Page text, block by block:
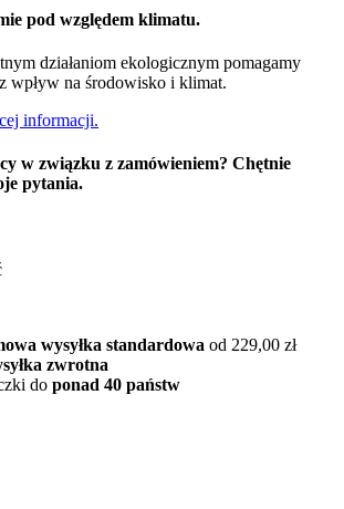
pod względem klimatu.
działaniom ekologicznym pomagamy
wpływ na środowisko i klimat.
informacji.
w związku z zamówieniem? Chętnie
pytania.
wysyłka standardowa od 229,00 zł
zwrotna
do ponad 40 państw